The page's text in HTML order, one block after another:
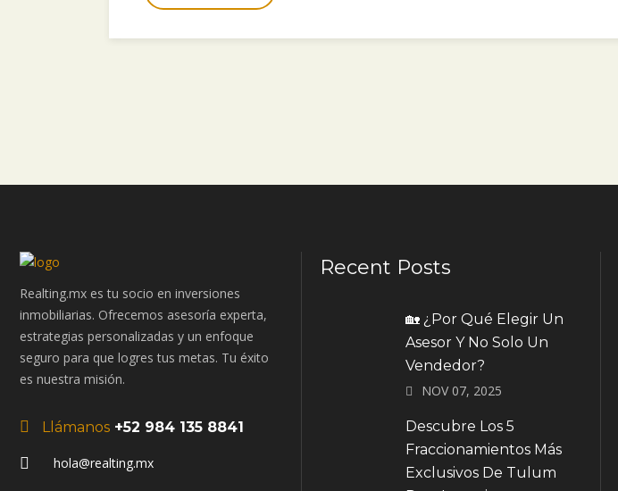
Realting.mx es tu socio en inversiones
inmobiliarias. Ofrecemos asesoría experta,
estrategias personalizadas y un enfoque
seguro para que logres tus metas. Tu éxito
es nuestra misión.
Llámanos +52 984 135 8841
hola@realting.mx
Recent Posts
🏡 ¿Por Qué Elegir Un
Asesor Y No Solo Un
Vendedor?
NOV 07, 2025
Descubre Los 5
Fraccionamientos Más
Exclusivos De Tulum